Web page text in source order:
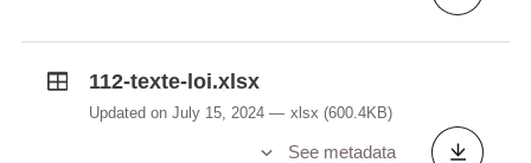
112-texte-loi.xlsx
Updated on July 15, 2024 xlsx (600.4KB)
See metadata